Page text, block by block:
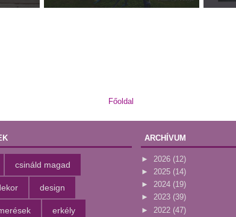
Főoldal
csináld magad
design
erkély
ARCHÍVUM
► 2026 (12)
► 2025 (14)
► 2024 (19)
► 2023 (39)
► 2022 (47)